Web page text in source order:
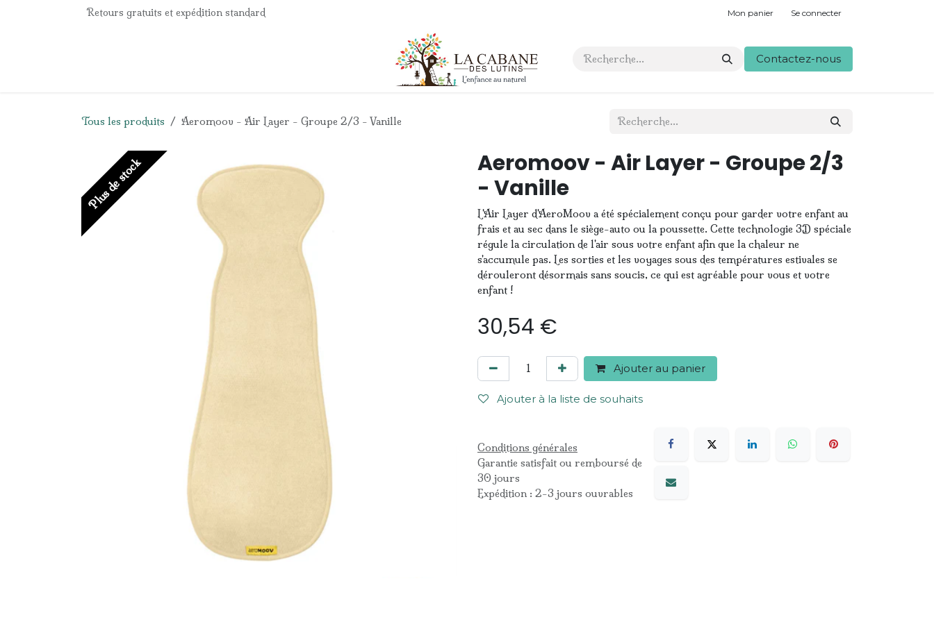
Se rendre au contenuRetours gratuits et expédition standard Mon panier Se connecter
Contact Contactez-nous
Tous les produits Aeromoov - Air Layer - Groupe 2/3 - Vanille
Plus de stock
Aeromoov - Air Layer - Groupe 2/3
- Vanille
L'Air Layer d'AeroMoov a été spécialement conçu pour garder votre enfant au
frais et au sec dans le siège-auto ou la poussette. Cette technologie 3D spéciale
régule la circulation de l'air sous votre enfant afin que la chaleur ne
s'accumule pas. Les sorties et les voyages sous des températures estivales se
dérouleront désormais sans soucis, ce qui est agréable pour vous et votre
enfant !
30,54 €
Ajouter au panier
Ajouter à la liste de souhaits
Conditions générales
Garantie satisfait ou remboursé de
30 jours
Expédition : 2-3 jours ouvrables